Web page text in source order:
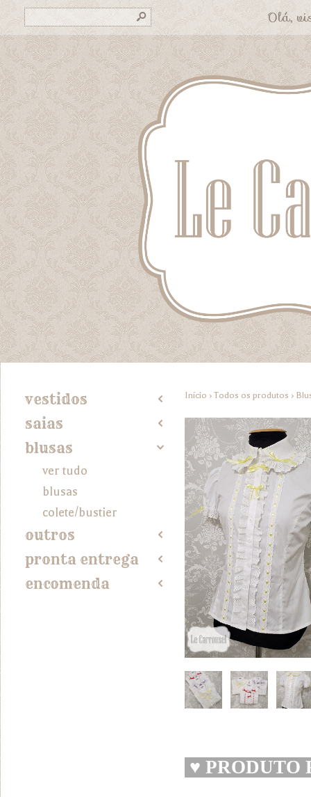
s Olá,
vestidos 2
saias 2
blusas 4
ver tudo
blusas
colete/bustier
outros 2
pronta entrega 2
encomenda 2
Início › Todos os produtos ›
♥ PRODUTO